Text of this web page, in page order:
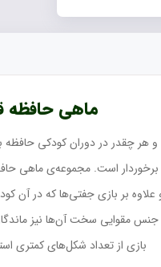
ماهی حافظه
هر چقدر در دوران کودکی
برخوردار است. مجموعه‌ی ماهی
بر بازی جفتی‌ها که در آن
جنس مقوایی سخت آن‌ها نیز
بازی از تعداد شکل‌های کمتری